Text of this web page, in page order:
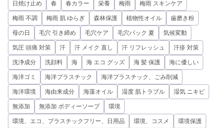
日焼け止め 春 春カラー 栄養 梅雨 梅雨 スキンケア
梅雨 不調 梅雨 肌 ゆらぎ 森林保護 植物性オイル 歯磨き粉
母の日 毛穴 引き締め 毛穴ケア 毛穴パック 夏 気候変動
気圧 頭痛 対策 汗 汗 メイク 直し 汗 リフレッシュ 汗疹 対策
洗浄成分 洗顔料 海 海 エコ グッズ 海 髪 保護 海に優しい
海洋ゴミ 海洋プラスチック 海洋プラスチック、ごみ削減
海洋環境 海由来成分 海藻オイル 湿度 肌トラブル 湿気 ニキビ
無添加 無添加 ボディーソープ 環境
環境、エコ、プラスチックフリー、日用品 環境、コスメ 環境保護